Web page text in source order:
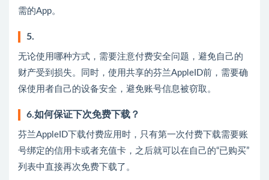
需的App。
5.
无论使用哪种方式，需要注意付费安全问题，避免自己的
财产受到损失。同时，使用共享的芬兰AppleID前，需要确
保使用者自己的设备安全，避免账号信息被窃取。
6.如何保证下次免费下载？
芬兰AppleID下载付费应用时，只有第一次付费下载需要账
号绑定的信用卡或者充值卡，之后就可以在自己的“已购买”
列表中直接再次免费下载了。